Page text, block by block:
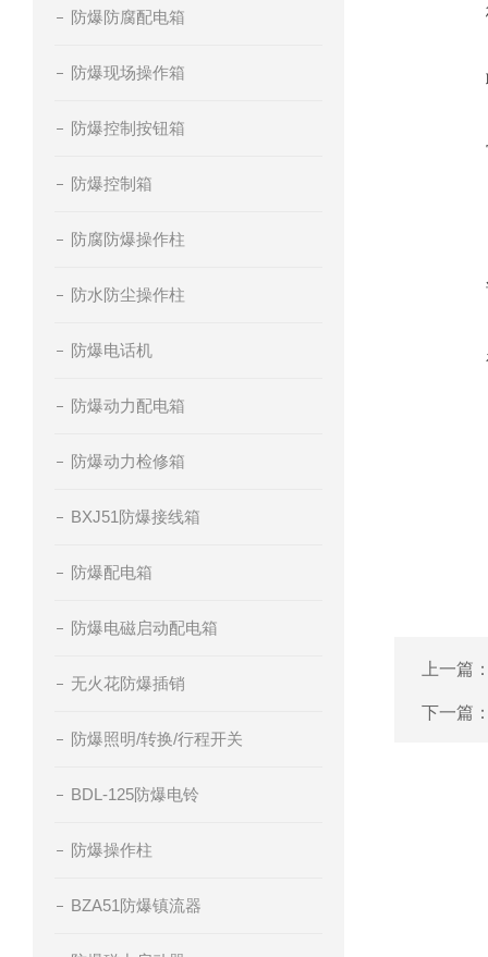
防爆防腐配电箱
防爆现场操作箱
防爆控制按钮箱
防爆控制箱
防腐防爆操作柱
防水防尘操作柱
防爆电话机
防爆动力配电箱
防爆动力检修箱
BXJ51防爆接线箱
防爆配电箱
防爆电磁启动配电箱
无火花防爆插销
防爆照明/转换/行程开关
BDL-125防爆电铃
防爆操作柱
BZA51防爆镇流器
上一篇
下一篇